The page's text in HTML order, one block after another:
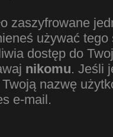
zaszyfrowane
używać
dostęp do
nikomu. Jeśli
nazwę
e-mail.